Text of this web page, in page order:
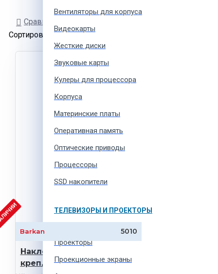
Вентиляторы для корпуса
Видеокарты
Жесткие диски
Звуковые карты
Кулеры для процессора
Корпуса
Материнские платы
Оперативная память
Оптические приводы
Процессоры
SSD накопители
ТЕЛЕВИЗОРЫ И ПРОЕКТОРЫ
Проекторы
Проекционные экраны
Сравнение товаров
Сортировать:
Barkan 5010
Наклонное настенное
крепление BARKAN E820